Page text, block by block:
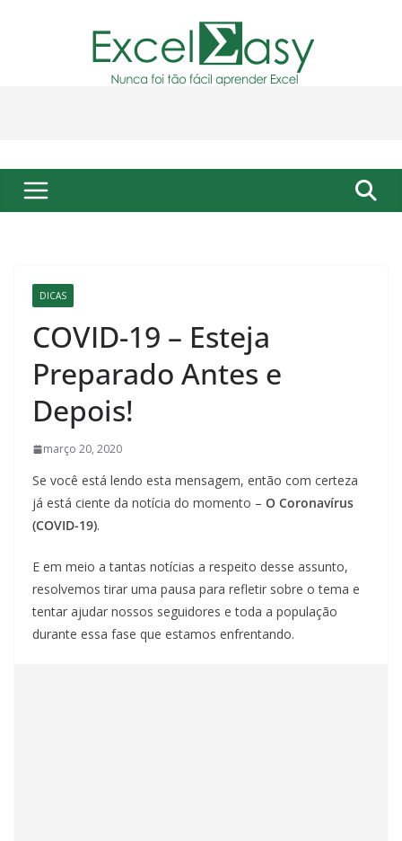
DICAS
COVID-19 – Esteja
Preparado Antes e
Depois!
março 20, 2020
Se você está lendo esta mensagem, então com certeza
já está ciente da notícia do momento – O Coronavírus
(COVID-19).
E em meio a tantas notícias a respeito desse assunto,
resolvemos tirar uma pausa para refletir sobre o tema e
tentar ajudar nossos seguidores e toda a população
durante essa fase que estamos enfrentando.